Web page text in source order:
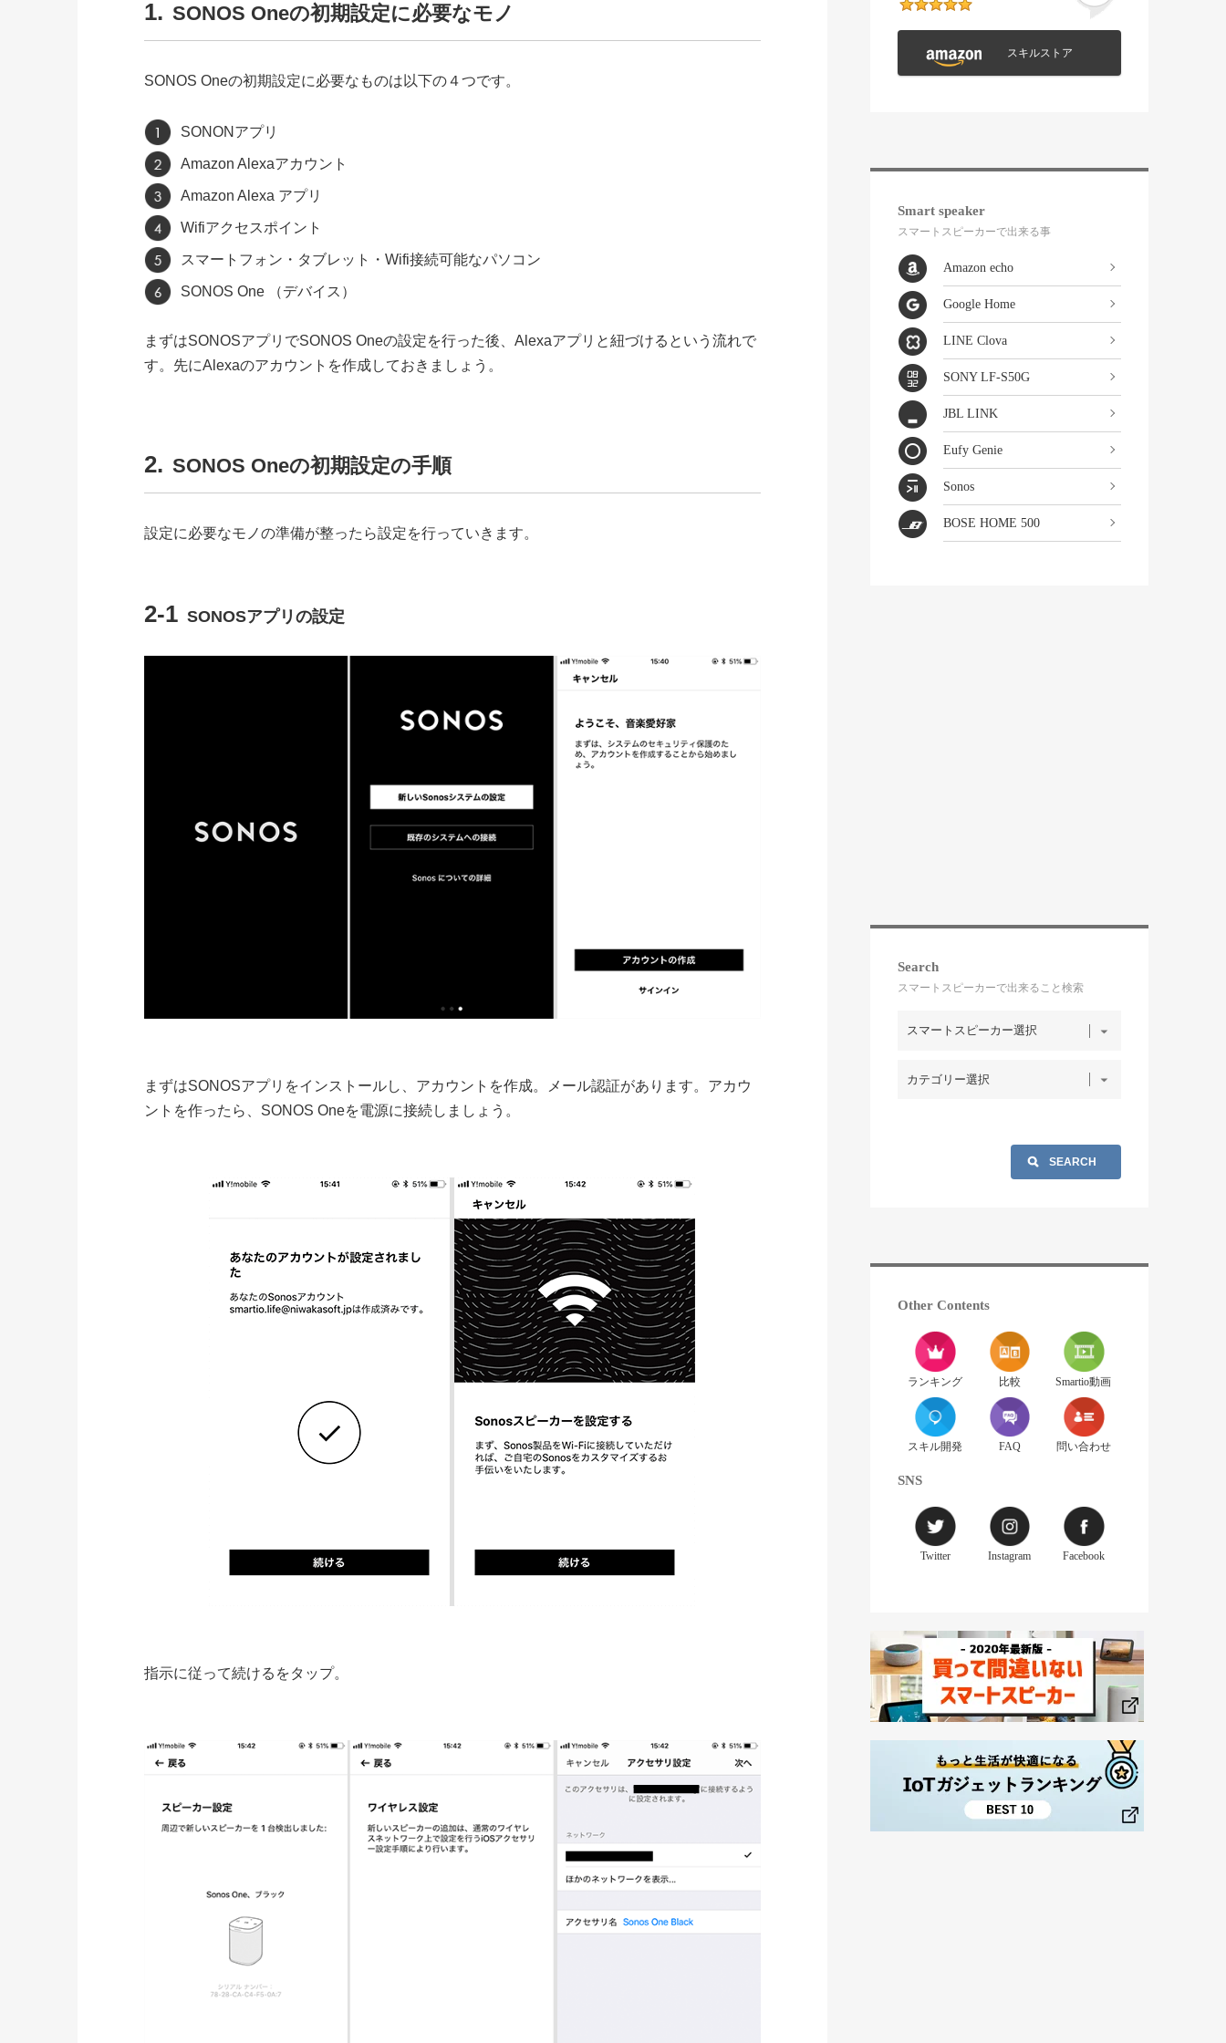
1. SONOS Oneの初期設定に必要なモノ
SONOS Oneの初期設定に必要なものは以下の４つです。
SONONアプリ
Amazon Alexaアカウント
Amazon Alexa アプリ
Wifiアクセスポイント
スマートフォン・タブレット・Wifi接続可能なパソコン
SONOS One （デバイス）
まずはSONOSアプリでSONOS Oneの設定を行った後、Alexaアプリと紐づけるという流れで
す。先にAlexaのアカウントを作成しておきましょう。
2. SONOS Oneの初期設定の手順
設定に必要なモノの準備が整ったら設定を行っていきます。
2-1 SONOSアプリの設定
まずはSONOSアプリをインストールし、アカウントを作成。メール認証があります。アカウ
ントを作ったら、SONOS Oneを電源に接続しましょう。
指示に従って続けるをタップ。
スキルストア
Smart speaker
スマートスピーカーで出来る事
Amazon echo
Google Home
LINE Clova
SONY LF-S50G
JBL LINK
Eufy Genie
Sonos
BOSE HOME 500
Search
スマートスピーカーで出来ること検索
Other Contents
ランキング 比較 Smartio動画
スキル開発 FAQ 問い合わせ
SNS
Twitter Instagram Facebook